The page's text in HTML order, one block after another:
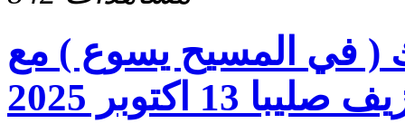
( في المسيح يسوع ) مع
13 اكتوبر 2025